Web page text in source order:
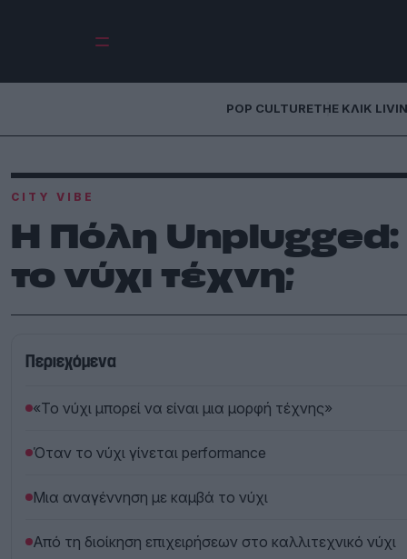
POP CULTURETHE ΚΛΙΚ
CITY VIBE
Η Πόλη Unplugged:
το νύχι τέχνη;
Περιεχόμενα
«Το νύχι μπορεί να είναι μια μορφή τέχνης»
Όταν το νύχι γίνεται performance
Μια αναγέννηση με καμβά το νύχι
Από τη διοίκηση επιχειρήσεων στο καλλιτεχνικό νύχι